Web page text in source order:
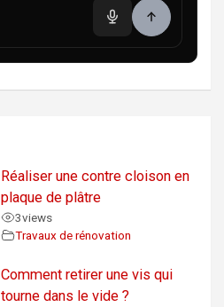
Réaliser une contre cloison en
plaque de plâtre
3views
Travaux de rénovation
Comment retirer une vis qui
tourne dans le vide ?